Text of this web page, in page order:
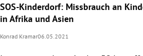
SOS-Kinderdorf: Missbrauch an
in Afrika und Asien
Konrad Kramar06.05.2021